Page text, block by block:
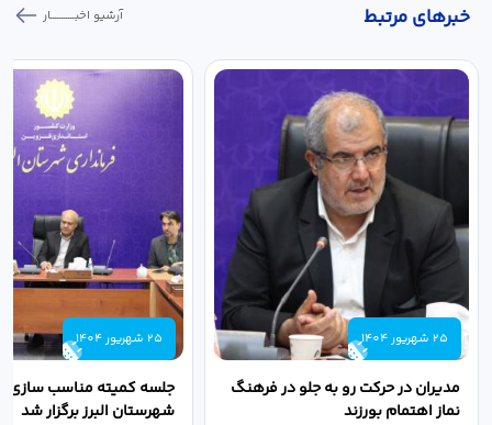
خبر‌های مرتبط آرشیو اخبـــــــــــار
25 شهریور 1404
مدیران در حرکت رو به جلو در فرهنگ
نماز اهتمام بورزند
25 شهریور 1404
جلسه کمیته مناسب سازی
شهرستان البرز برگزار شد